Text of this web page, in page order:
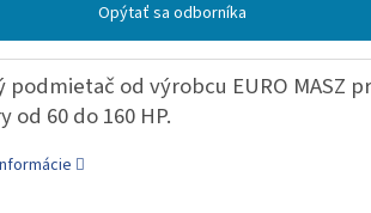
Opýtať sa odborníka
podmietač od výrobcu EURO MASZ
od 60 do 160 HP.